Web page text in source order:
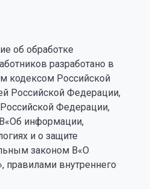
об обработке
разработано в
кодексом Российской
Российской Федерации,
Федерации,
информации,
и о защите
законом В«О
правилами внутреннего